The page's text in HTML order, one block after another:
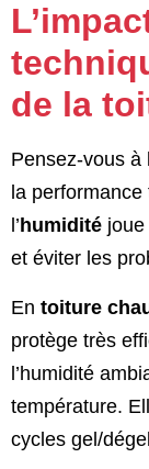
de la
Pensez-vous à
la
l’ humidité
et éviter les
En toiture
protège très
l’humidité
température.
cycles gel/